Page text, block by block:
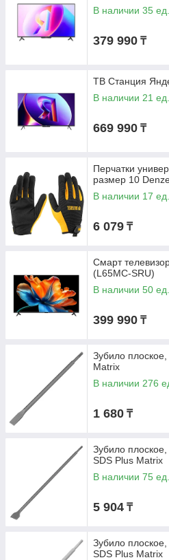
В наличии 35 ед.
379 990 ₸
ТВ Станция
В наличии 21 ед.
669 990 ₸
Перчатки
размер 10
В наличии 17 ед.
6 079 ₸
Смарт
(L65MC-SRU)
В наличии 50 ед.
399 990 ₸
Зубило
Matrix
В наличии 276
1 680 ₸
Зубило
SDS Plus Matrix
В наличии 75 ед.
5 904 ₸
Зубило
SDS Plus Matrix